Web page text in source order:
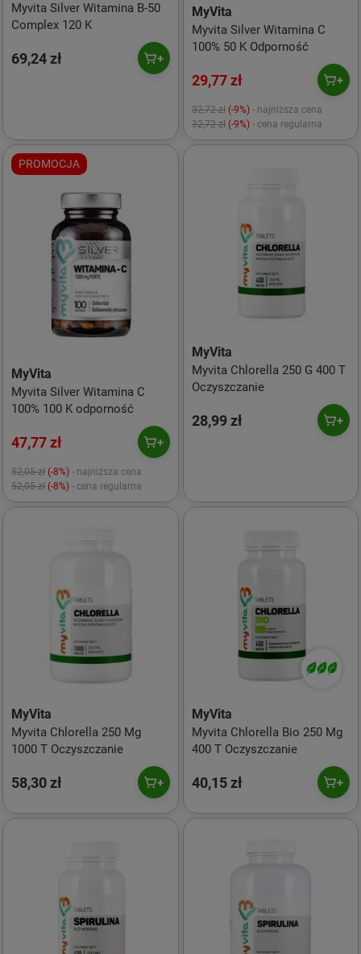
Myvita Silver Witamina B-50
Complex 120 K
69,24 zł
MyVita
Myvita Silver Witamina C
100% 50 K Odporność
29,77 zł
32,72 zł (-9%) - najniższa cena
32,72 zł (-9%) - cena regularna
PROMOCJA
MyVita
Myvita Silver Witamina C
100% 100 K odporność
47,77 zł
52,05 zł (-8%) - najniższa cena
52,05 zł (-8%) - cena regularna
MyVita
Myvita Chlorella 250 G 400 T
Oczyszczanie
28,99 zł
MyVita
Myvita Chlorella 250 Mg
1000 T Oczyszczanie
58,30 zł
MyVita
Myvita Chlorella Bio 250 Mg
400 T Oczyszczanie
40,15 zł